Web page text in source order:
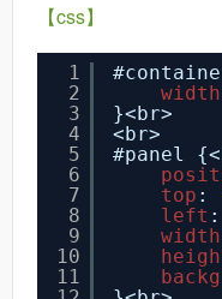
【css】
1
2
3
4
5
6
7
8
9
10
11
width
}<br>
<br>
#panel
top :
left :
width